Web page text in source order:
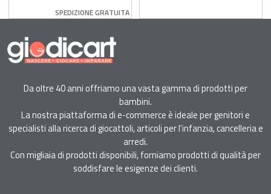
Senza Pedali
SPEDIZIONE GRATUITA
Da oltre 40 anni offriamo una vasta gamma di prodotti per
bambini.
La nostra piattaforma di e-commerce è ideale per genitori e
specialisti alla ricerca di giocattoli, articoli per l'infanzia, cancelleria e
arredi.
Con migliaia di prodotti disponibili, forniamo prodotti di qualità per
soddisfare le esigenze dei clienti.